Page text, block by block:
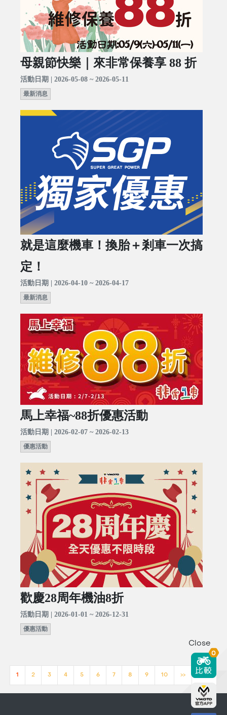
母親節快樂｜來非常保養享 88 折
活動日期 | 2026-05-08 ~ 2026-05-11
最新消息
就是這麼機車！換胎＋剎車一次搞
定！
活動日期 | 2026-04-10 ~ 2026-04-17
最新消息
馬上幸福~88折優惠活動
活動日期 | 2026-02-07 ~ 2026-02-13
優惠活動
歡慶28周年機油8折
活動日期 | 2026-01-01 ~ 2026-12-31
優惠活動
1 2 3 4 5 6 7 8 9 10 >> [23]
Close
0